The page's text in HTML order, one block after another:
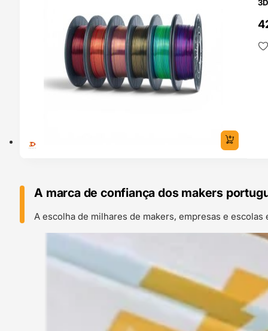
A marca de confiança dos makers
A escolha de milhares de makers, empresas e escolas